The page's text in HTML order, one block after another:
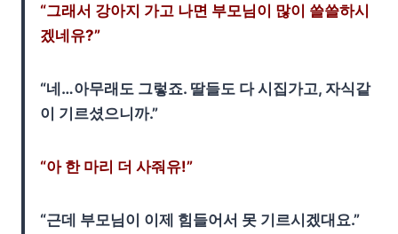
“그래서 강아지 가고 나면 부모님이 많이 쓸쓸하시
겠네유?”
“네…아무래도 그렇죠. 딸들도 다 시집가고, 자식같
이 기르셨으니까.”
“아 한 마리 더 사줘유!”
“근데 부모님이 이제 힘들어서 못 기르시겠대요.”